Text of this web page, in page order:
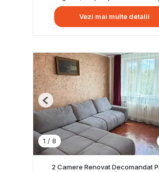
Vezi mai multe detalii
1 / 8
Previous
2 Camere Renovat Decomandat